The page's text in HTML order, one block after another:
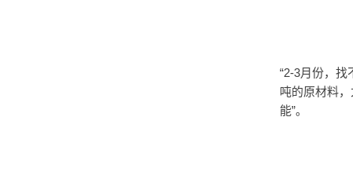
“2-3月份，
吨的原材料
能”。